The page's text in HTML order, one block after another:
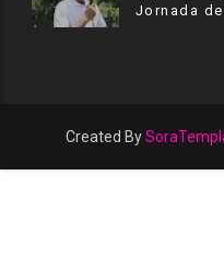
Jornada
Created By